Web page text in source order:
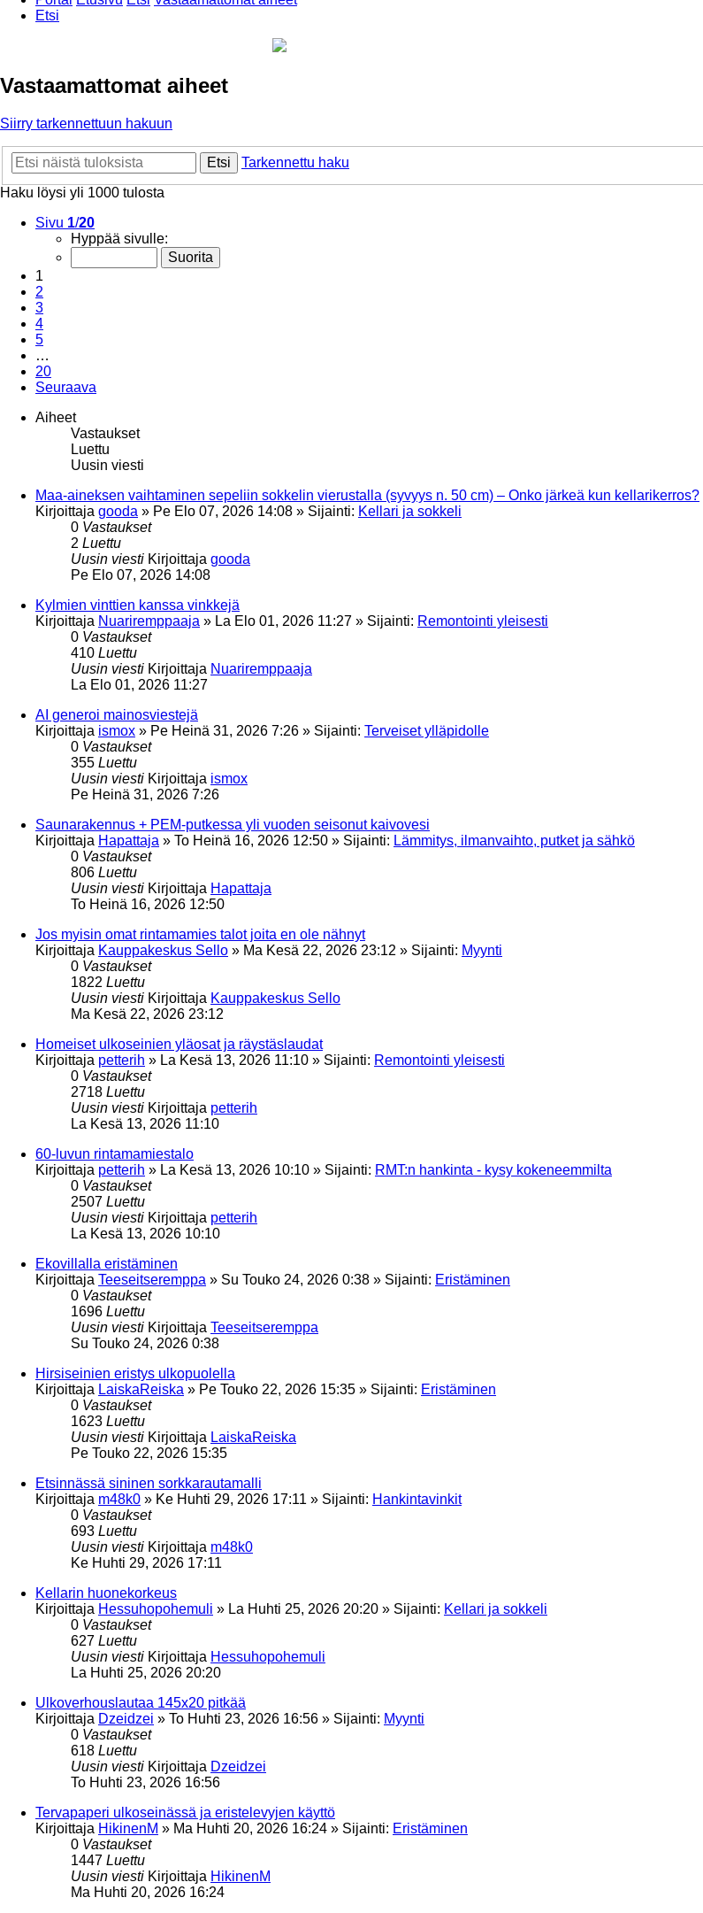
Etsi
Vastaamattomat aiheet
Siirry tarkennettuun hakuun
Etsi
Tarkennettu haku
Haku löysi yli 1000 tulosta
Sivu 1/20
Hyppää sivulle:
1
2
3
4
5
…
20
Seuraava
Aiheet
Vastaukset
Luettu
Uusin viesti
Maa-aineksen vaihtaminen sepeliin sokkelin vierustalla (syvyys n. 50 cm) – Onko järkeä kun kellarikerros?
Kirjoittaja gooda » Pe Elo 07, 2026 14:08 » Sijainti: Kellari ja sokkeli
0 Vastaukset
2 Luettu
Uusin viesti Kirjoittaja gooda
Pe Elo 07, 2026 14:08
Kylmien vinttien kanssa vinkkejä
Kirjoittaja Nuariremppaaja » La Elo 01, 2026 11:27 » Sijainti: Remontointi yleisesti
0 Vastaukset
410 Luettu
Uusin viesti Kirjoittaja Nuariremppaaja
La Elo 01, 2026 11:27
AI generoi mainosviestejä
Kirjoittaja ismox » Pe Heinä 31, 2026 7:26 » Sijainti: Terveiset ylläpidolle
0 Vastaukset
355 Luettu
Uusin viesti Kirjoittaja ismox
Pe Heinä 31, 2026 7:26
Saunarakennus + PEM-putkessa yli vuoden seisonut kaivovesi
Kirjoittaja Hapattaja » To Heinä 16, 2026 12:50 » Sijainti: Lämmitys, ilmanvaihto, putket ja sähkö
0 Vastaukset
806 Luettu
Uusin viesti Kirjoittaja Hapattaja
To Heinä 16, 2026 12:50
Jos myisin omat rintamamies talot joita en ole nähnyt
Kirjoittaja Kauppakeskus Sello » Ma Kesä 22, 2026 23:12 » Sijainti: Myynti
0 Vastaukset
1822 Luettu
Uusin viesti Kirjoittaja Kauppakeskus Sello
Ma Kesä 22, 2026 23:12
Homeiset ulkoseinien yläosat ja räystäslaudat
Kirjoittaja petterih » La Kesä 13, 2026 11:10 » Sijainti: Remontointi yleisesti
0 Vastaukset
2718 Luettu
Uusin viesti Kirjoittaja petterih
La Kesä 13, 2026 11:10
60-luvun rintamamiestalo
Kirjoittaja petterih » La Kesä 13, 2026 10:10 » Sijainti: RMT:n hankinta - kysy kokeneemmilta
0 Vastaukset
2507 Luettu
Uusin viesti Kirjoittaja petterih
La Kesä 13, 2026 10:10
Ekovillalla eristäminen
Kirjoittaja Teeseitseremppa » Su Touko 24, 2026 0:38 » Sijainti: Eristäminen
0 Vastaukset
1696 Luettu
Uusin viesti Kirjoittaja Teeseitseremppa
Su Touko 24, 2026 0:38
Hirsiseinien eristys ulkopuolella
Kirjoittaja LaiskaReiska » Pe Touko 22, 2026 15:35 » Sijainti: Eristäminen
0 Vastaukset
1623 Luettu
Uusin viesti Kirjoittaja LaiskaReiska
Pe Touko 22, 2026 15:35
Etsinnässä sininen sorkkarautamalli
Kirjoittaja m48k0 » Ke Huhti 29, 2026 17:11 » Sijainti: Hankintavinkit
0 Vastaukset
693 Luettu
Uusin viesti Kirjoittaja m48k0
Ke Huhti 29, 2026 17:11
Kellarin huonekorkeus
Kirjoittaja Hessuhopohemuli » La Huhti 25, 2026 20:20 » Sijainti: Kellari ja sokkeli
0 Vastaukset
627 Luettu
Uusin viesti Kirjoittaja Hessuhopohemuli
La Huhti 25, 2026 20:20
Ulkoverhouslautaa 145x20 pitkää
Kirjoittaja Dzeidzei » To Huhti 23, 2026 16:56 » Sijainti: Myynti
0 Vastaukset
618 Luettu
Uusin viesti Kirjoittaja Dzeidzei
To Huhti 23, 2026 16:56
Tervapaperi ulkoseinässä ja eristelevyjen käyttö
Kirjoittaja HikinenM » Ma Huhti 20, 2026 16:24 » Sijainti: Eristäminen
0 Vastaukset
1447 Luettu
Uusin viesti Kirjoittaja HikinenM
Ma Huhti 20, 2026 16:24